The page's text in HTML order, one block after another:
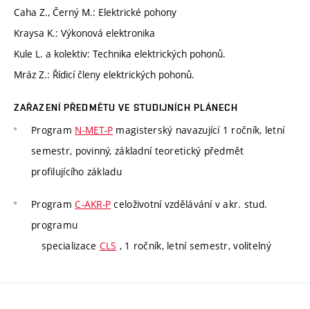
Caha Z., Černý M.: Elektrické pohony
Kraysa K.: Výkonová elektronika
Kule L. a kolektiv: Technika elektrických pohonů.
Mráz Z.: Řídicí členy elektrických pohonů.
ZAŘAZENÍ PŘEDMĚTU VE STUDIJNÍCH PLÁNECH
Program N-MET-P magisterský navazující 1 ročník, letní
semestr, povinný, základní teoretický předmět
profilujícího základu
ProgramC-AKR-P celoživotní vzdělávání v akr. stud.
programu
specializace CLS , 1 ročník, letní semestr, volitelný